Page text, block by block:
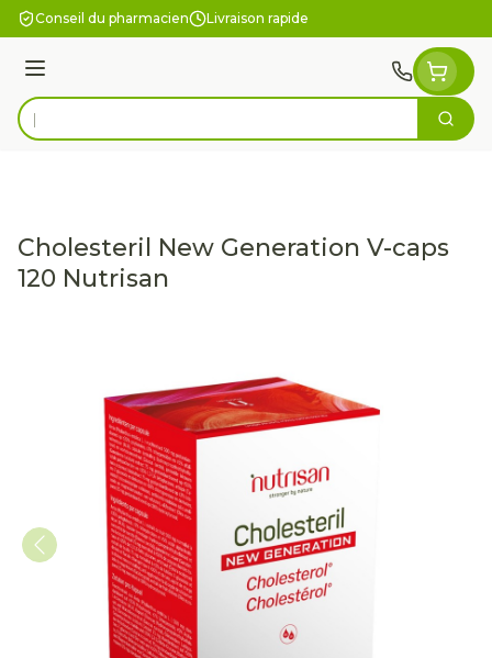
Aller au contenu
Conseil du pharmacien Livraison rapide
Menu
Rechercher
Cholesteril New Generation V-caps
120 Nutrisan